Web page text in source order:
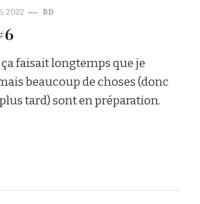
2022 BD
faisait longtemps que je
beaucoup de choses (donc
tard) sont en préparation.